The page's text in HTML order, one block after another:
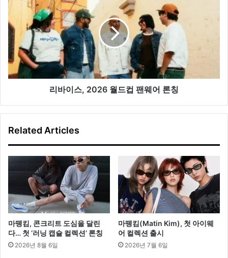
플
렉
스
매
장
오
픈
바
스,
2026
월
드
컵
팬
리바이스, 2026 월드컵 팬웨어 론칭
Related Articles
마뗑킴, 콘크리트 도심을 달린
다… 첫 ‘러닝 캡슐 컬렉션’ 론칭
2026년 8월 6일
마뗑킴(Matin Kim), 첫 아이웨
어 컬렉션 출시
2026년 7월 6일